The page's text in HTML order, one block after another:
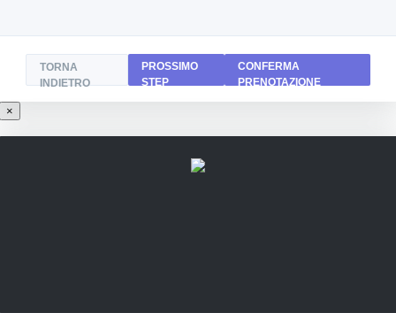
TORNA
INDIETRO
PROSSIMO
STEP
CONFERMA
PRENOTAZIONE
×